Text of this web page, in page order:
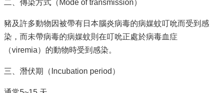
開
宣
告
二、傳染方式（Mode of transmission）
豬及許多動物因被帶有日本腦炎病毒的病媒蚊叮吮而受到感
染，而未帶病毒的病媒蚊則在叮吮正處於病毒血症
（viremia）的動物時受到感染。
三、潛伏期（Incubation period）